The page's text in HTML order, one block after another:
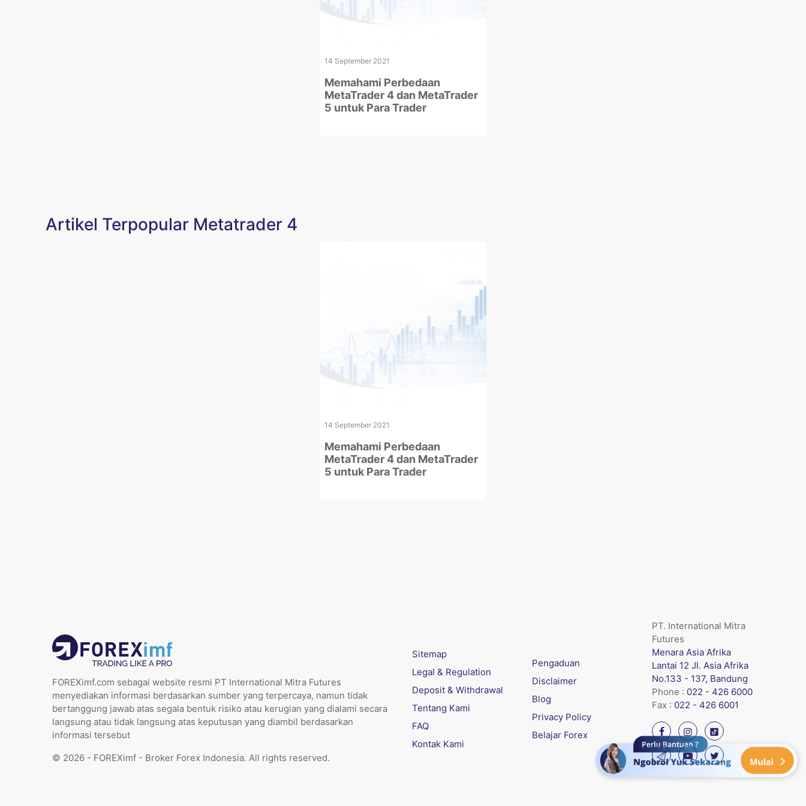
14 September 2021
Memahami Perbedaan
MetaTrader 4 dan MetaTrader
5 untuk Para Trader
Artikel Terpopular Metatrader 4
14 September 2021
Memahami Perbedaan
MetaTrader 4 dan MetaTrader
5 untuk Para Trader
FOREXimf.com sebagai website resmi PT International Mitra Futures
menyediakan informasi berdasarkan sumber yang terpercaya, namun tidak
bertanggung jawab atas segala bentuk risiko atau kerugian yang dialami secara
langsung atau tidak langsung atas keputusan yang diambil berdasarkan
informasi tersebut
© 2026 - FOREXimf - Broker Forex Indonesia. All rights reserved.
Sitemap
Legal & Regulation
Deposit & Withdrawal
Tentang Kami
FAQ
Kontak Kami
Pengaduan
Disclaimer
Blog
Privacy Policy
Belajar Forex
PT. International Mitra
Futures
Menara Asia Afrika
Lantai 12 Jl. Asia Afrika
No.133 - 137, Bandung
Phone : 022 - 426 6000
Fax : 022 - 426 6001